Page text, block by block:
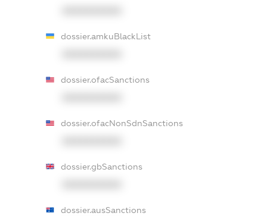
dossier.amkuBlackList
dossier.ofacSanctions
dossier.ofacNonSdnSanctions
dossier.gbSanctions
dossier.ausSanctions